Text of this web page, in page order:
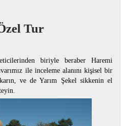
Tur
biriyle beraber Haremi
ile inceleme alanını kişisel bir
ve de Yarım Şekel sikkenin el